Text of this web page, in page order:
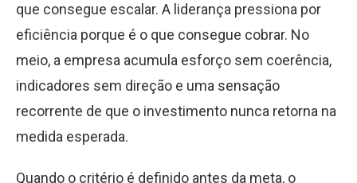
que consegue escalar. A liderança pressiona por
eficiência porque é o que consegue cobrar. No
meio, a empresa acumula esforço sem coerência,
indicadores sem direção e uma sensação
recorrente de que o investimento nunca retorna na
medida esperada.
Quando o critério é definido antes da meta, o